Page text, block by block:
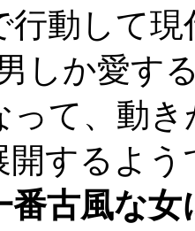
行動して
しか愛す
って、動
開するよう
番古風な